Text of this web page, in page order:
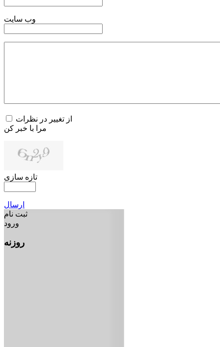
وب سایت
از تغییر در نظرات
مرا با خبر کن
تازه سازی
ارسال
ثبت نام
ورود
روزنه